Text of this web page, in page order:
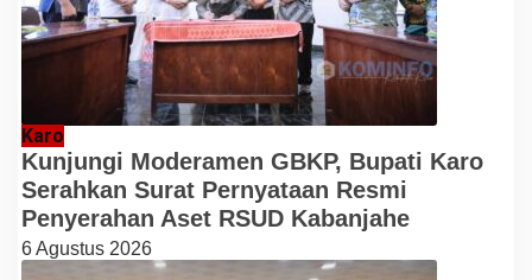
Karo
Kunjungi Moderamen GBKP, Bupati Karo
Serahkan Surat Pernyataan Resmi
Penyerahan Aset RSUD Kabanjahe
6 Agustus 2026